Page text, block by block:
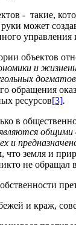
- такие,
может
управления
объектов
и
догматов
обращения
ресурсов[3].
в
и
что земля и
не обращал
и краж,